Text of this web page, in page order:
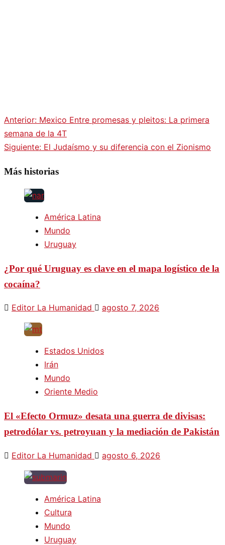
Navegación
de
entradas
Anterior: Mexico Entre promesas y pleitos: La primera
semana de la 4T
Siguiente: El Judaísmo y su diferencia con el Zionismo
Más historias
América Latina
Mundo
Uruguay
¿Por qué Uruguay es clave en el mapa logístico de la
cocaína?
Editor La Humanidad agosto 7, 2026
Estados Unidos
Irán
Mundo
Oriente Medio
El «Efecto Ormuz» desata una guerra de divisas:
petrodólar vs. petroyuan y la mediación de Pakistán
Editor La Humanidad agosto 6, 2026
América Latina
Cultura
Mundo
Uruguay